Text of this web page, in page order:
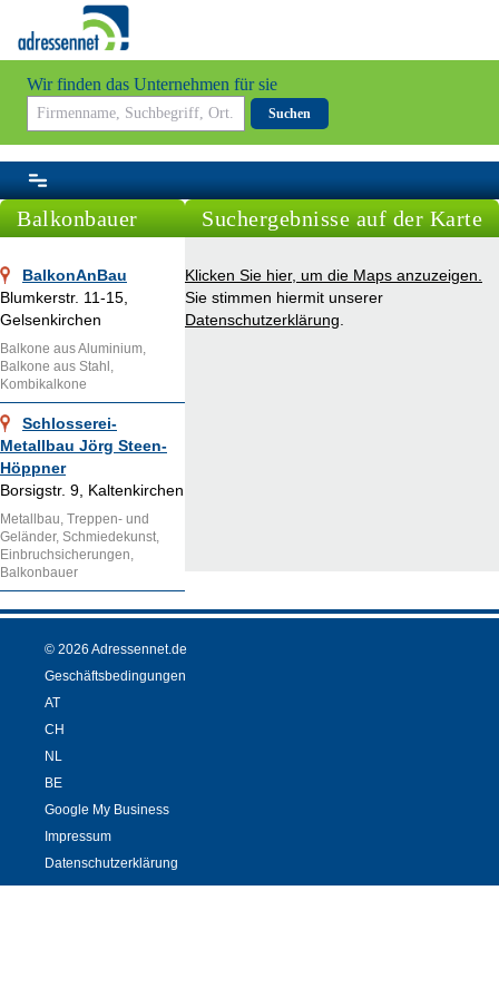
Wir finden das Unternehmen für sie
Suchen
Balkonbauer
BalkonAnBau
Blumkerstr. 11-15,
Gelsenkirchen
Balkone aus Aluminium,
Balkone aus Stahl,
Kombikalkone
Schlosserei-
Metallbau Jörg Steen-
Höppner
Borsigstr. 9, Kaltenkirchen
Metallbau, Treppen- und
Geländer, Schmiedekunst,
Einbruchsicherungen,
Balkonbauer
Suchergebnisse auf der Karte
Klicken Sie hier, um die Maps anzuzeigen.
Sie stimmen hiermit unserer
Datenschutzerklärung
© 2026 Adressennet.de
Geschäftsbedingungen
AT
CH
NL
BE
Google My Business
Impressum
Datenschutzerklärung